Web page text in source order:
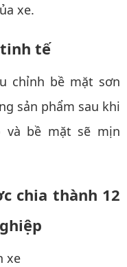
xe.
tế
chỉnh bề mặt sơn
sản phẩm sau khi
và bề mặt sẽ mịn
chia thành 12
xe